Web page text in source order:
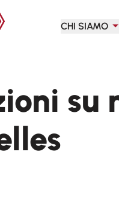
CHI SIAMO